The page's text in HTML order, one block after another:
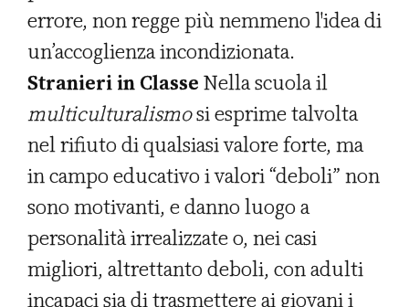
errore, non regge più nemmeno l'idea di
un’accoglienza incondizionata.
Stranieri in Classe Nella scuola il
multiculturalismosi esprime talvolta
nel rifiuto di qualsiasi valore forte, ma
in campo educativo i valori “deboli” non
sono motivanti, e danno luogo a
personalità irrealizzate o, nei casi
migliori, altrettanto deboli, con adulti
incapaci sia di trasmettere ai giovani i